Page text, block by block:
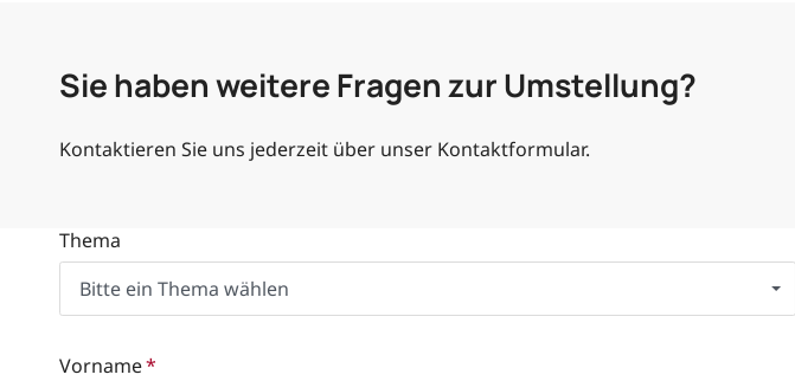
Sie haben weitere Fragen zur Umstellung?
Kontaktieren Sie uns jederzeit über unser Kontaktformular.
Thema
Bitte ein Thema wählen
Vorname*